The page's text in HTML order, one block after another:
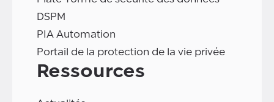
DSPM
PIA Automation
Portail de la protection de la vie privée
Ressources